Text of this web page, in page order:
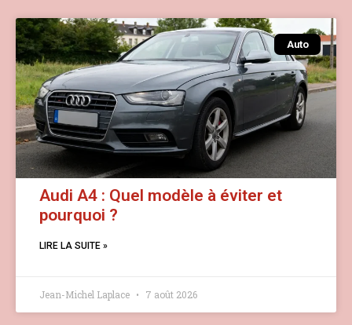
Auto
Audi A4 : Quel modèle à éviter et
pourquoi ?
LIRE LA SUITE »
Jean-Michel Laplace 7 août 2026